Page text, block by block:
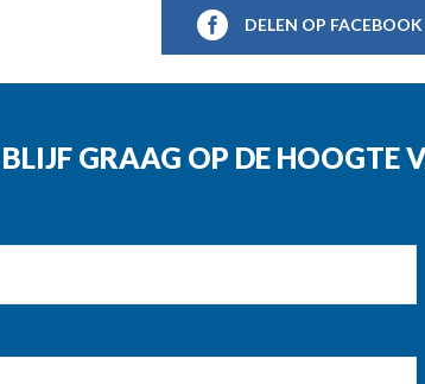
DELEN OP FACEBOOK
GRAAG OP DE HOOGTE